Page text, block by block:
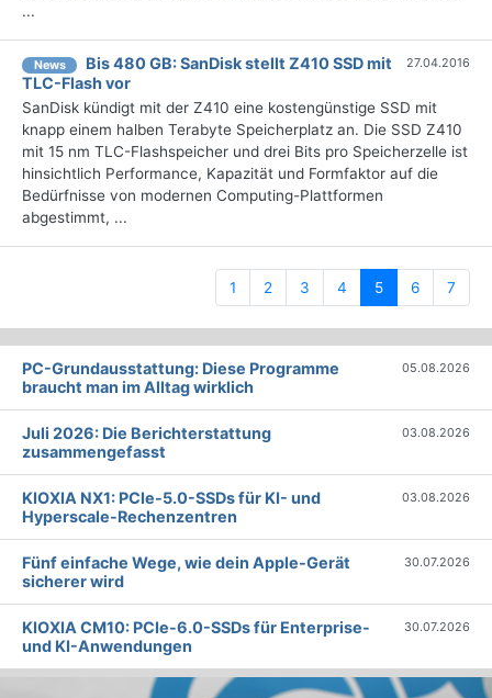
...
News
Bis 480 GB: SanDisk stellt Z410 SSD mit
TLC-Flash vor
27.04.2016
SanDisk kündigt mit der Z410 eine kostengünstige SSD mit
knapp einem halben Terabyte Speicherplatz an. Die SSD Z410
mit 15 nm TLC-Flashspeicher und drei Bits pro Speicherzelle ist
hinsichtlich Performance, Kapazität und Formfaktor auf die
Bedürfnisse von modernen Computing-Plattformen
abgestimmt, ...
1 2 3 4 5(current)
6 7
PC-Grundausstattung: Diese Programme
braucht man im Alltag wirklich
05.08.2026
Juli 2026: Die Bericht­erstattung
zusammengefasst
03.08.2026
KIOXIA NX1: PCIe-5.0-SSDs für KI- und
Hyperscale-Rechenzentren
03.08.2026
Fünf einfache Wege, wie dein Apple-Gerät
sicherer wird
30.07.2026
KIOXIA CM10: PCIe-6.0-SSDs für Enterprise-
und KI-Anwendungen
30.07.2026